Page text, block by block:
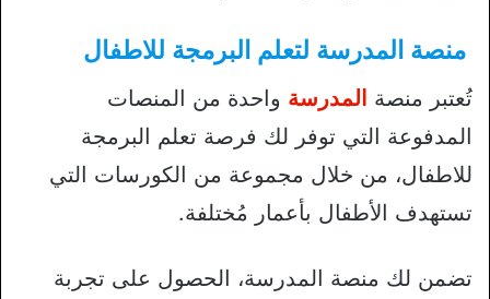
منصة المدرسة لتعلم البرمجة للاطفال
تُعتبر منصة المدرسة واحدة من المنصات
المدفوعة التي توفر لك فرصة تعلم البرمجة
للاطفال، من خلال مجموعة من الكورسات التي
تستهدف الأطفال بأعمار مُختلفة.
تضمن لك منصة المدرسة، الحصول على تجربة